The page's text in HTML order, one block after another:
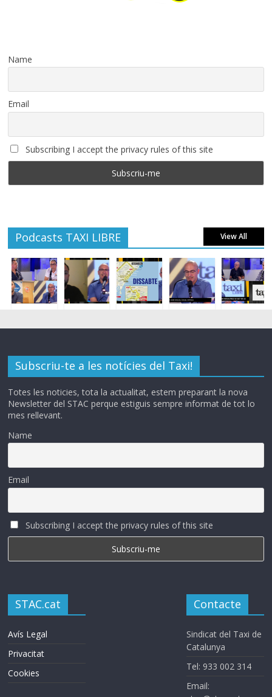
Name
Email
Subscribing I accept the privacy rules of this site
Podcasts TAXI LIBRE View All
Subscriu-te a les notícies del Taxi!
Totes les noticies, tota la actualitat, estem preparant la nova
Newsletter del STAC perque estiguis sempre informat de tot lo
mes rellevant.
Name
Email
Subscribing I accept the privacy rules of this site
STAC.cat
Avís Legal
Privacitat
Cookies
Contacte
Sindicat del Taxi de
Catalunya
Tel: 933 002 314
Email: